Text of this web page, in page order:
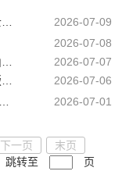
2026-07-09
2026-07-08
2026-07-07
2026-07-06
2026-07-01
下一页
末页
跳转至
页